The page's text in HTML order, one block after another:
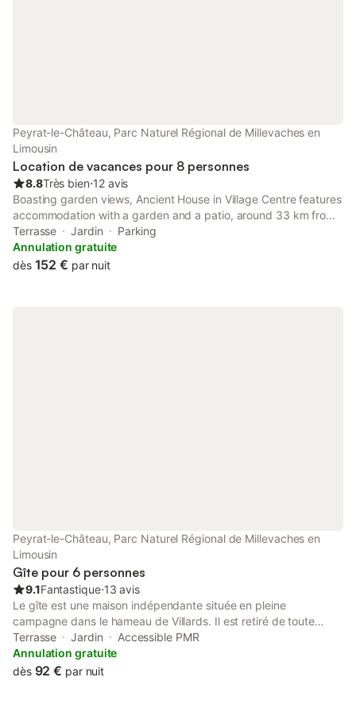
Peyrat-le-Château, Parc Naturel Régional de Millevaches en
Limousin
Location de vacances pour 8 personnes
8.8Très bien⋅12 avis
Boasting garden views, Ancient House in Village Centre features
accommodation with a garden and a patio, around 33 km from
Chammet Golf Course. The property has quiet street views and
is 48 km from Limoges Town Hall and 49 km from Limoges High
Court.
Terrasse Jardin
Parking
Annulation gratuite
dès 152 € par nuit
Peyrat-le-Château, Parc Naturel Régional de Millevaches en
Limousin
Gîte pour 6 personnes
9.1Fantastique⋅13 avis
Le gîte est une maison indépendante située en pleine
campagne dans le hameau de Villards. Il est retiré de toute
circulation routière et procure un silence total. Il a été
entièrement rénové en conjuguant le modernisme du confort et
la tradition des fermes limousines : pierres apparentes et
Terrasse Jardin
Accessible PMR
Annulation gratuite
dès 92 € par nuit